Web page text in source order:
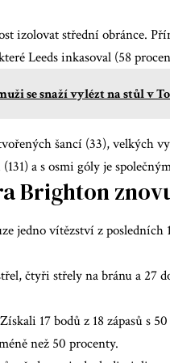
izolovat střední obránce.
Leeds inkasoval (58
se snaží vylézt na stůl v
šancí (33), velkých
a s osmi góly je
Brighton
jedno vítězství z posledních
čtyři střely na bránu a 27
17 bodů z 18 zápasů s
než 50 procenty.